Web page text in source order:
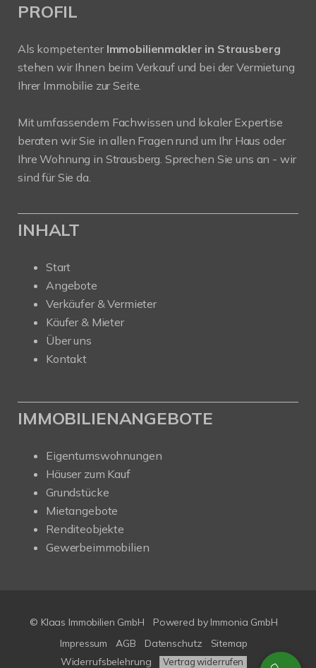
PROFIL
Als kompetenter Immobilienmakler in Strausberg
stehen wir Ihnen beim Verkauf und bei der Vermietung
Ihrer Immobilie zur Seite.
Mit umfassendem Fachwissen und lokaler Expertise
beraten wir Sie in allen Fragen rund um Ihr Haus oder
Ihre Wohnung in Strausberg. Sprechen Sie uns an - wir
sind für Sie da.
INHALT
Start
Angebote
Verkäufer & Vermieter
Käufer & Mieter
Über uns
Kontakt
IMMOBILIENANGEBOTE
Eigentumswohnungen
Häuser zum Kauf
Grundstücke
Mietangebote
Renditeobjekte
Gewerbeimmobilien
© Klaas Immobilien GmbH Powered by Immonia GmbH
Impressum
AGB Datenschutz
Sitemap
Widerrufsbelehrung
Vertrag widerrufen